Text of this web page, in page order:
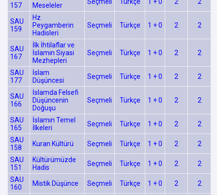
157
Meseleler
SAU
159
Hz.
Peygamberin
Hadisleri
Seçmeli Türkçe 1 + 0 2 2
SAU
167
İlk İhtilaflar ve
İslamın Siyasi
Mezhepleri
Seçmeli Türkçe 1 + 0 2 2
SAU
177
İslam
Düşüncesi
Seçmeli Türkçe 1 + 0 2 2
SAU
166
İslamda Felsefi
Düşüncenin
Doğuşu
Seçmeli Türkçe 1 + 0 2 2
SAU
165
İslamın Temel
İlkeleri
Seçmeli Türkçe 1 + 0 2 2
SAU
158
Kuran Kültürü Seçmeli Türkçe 1 + 0 2 2
SAU
151
Kültürümüzde
Hadis
Seçmeli Türkçe 1 + 0 2 2
SAU
160
Mistik Düşünce Seçmeli Türkçe 1 + 0 2 2